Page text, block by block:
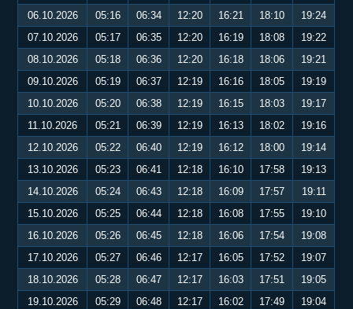
06.10.2026
05:16 06:34 12:20 16:21 18:10
19:24
07.10.2026
05:17 06:35 12:20 16:19 18:08
19:22
08.10.2026
05:18 06:36 12:20 16:18 18:06
19:21
09.10.2026
05:19 06:37 12:19 16:16 18:05
19:19
10.10.2026
05:20 06:38 12:19 16:15 18:03
19:17
11.10.2026
05:21 06:39 12:19 16:13 18:02
19:16
12.10.2026
05:22 06:40 12:19 16:12 18:00
19:14
13.10.2026
05:23 06:41 12:18 16:10 17:58
19:13
14.10.2026
05:24 06:43 12:18 16:09 17:57
19:11
15.10.2026
05:25 06:44 12:18 16:08 17:55
19:10
16.10.2026
05:26 06:45 12:18 16:06 17:54
19:08
17.10.2026
05:27 06:46 12:17 16:05 17:52
19:07
18.10.2026
05:28 06:47 12:17 16:03 17:51
19:05
19.10.2026
05:29 06:48 12:17 16:02 17:49
19:04